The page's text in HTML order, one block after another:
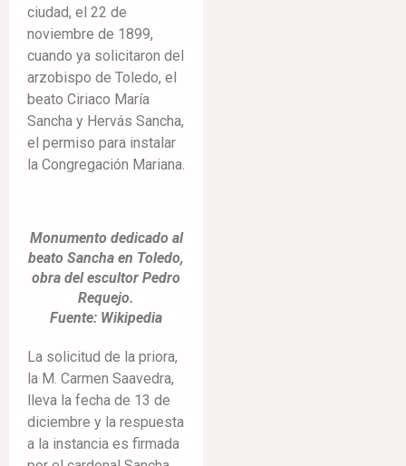
ciudad, el 22 de
noviembre de 1899,
cuando ya solicitaron del
arzobispo de Toledo, el
beato Ciriaco María
Sancha y Hervás Sancha,
el permiso para instalar
la Congregación Mariana.
Monumento dedicado al
beato Sancha en Toledo,
obra del escultor Pedro
Requejo.
Fuente: Wikipedia
La solicitud de la priora,
la M. Carmen Saavedra,
lleva la fecha de 13 de
diciembre y la respuesta
a la instancia es firmada